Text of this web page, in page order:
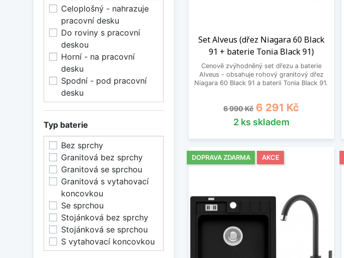
Celoplošný - nahrazuje
pracovní desku
Do roviny s pracovní
deskou
Horní - na pracovní
desku
Spodní - pod pracovní
desku
Typ baterie
Bez sprchy
Granitová bez sprchy
Granitová se sprchou
Granitová s vytahovací
koncovkou
Se sprchou
Stojánková bez sprchy
Stojánková se sprchou
S vytahovací koncovkou
Set Alveus (dřez Niagara 60 Black
91 + baterie Tonia Black 91)
Cenově zvýhodněný set dřezu a baterie
Alveus - obsahuje rohový granitový dřez
Niagara 60 Black 91 a baterii Tonia Black 91.
Běžná cena
6 990 Kč Cena
6 291 Kč
2 ks skladem
DOPRAVA ZDARMA AKCE